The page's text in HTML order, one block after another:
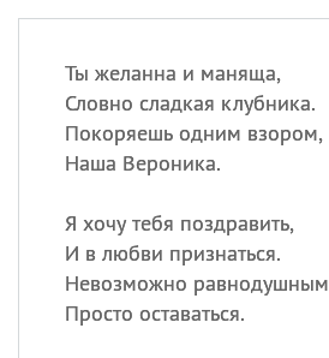
Ты желанна и маняща,
Словно сладкая клубника.
Покоряешь одним взором,
Наша Вероника.
Я хочу тебя поздравить,
И в любви признаться.
Невозможно равнодушным
Просто оставаться.